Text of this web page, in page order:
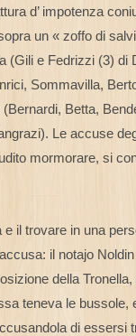
d’ impotenza
un « zoffo di
(Gili e Fedrizzi (3) di
Sommavilla,
Betta,
Le accuse
mormorare, si
il trovare in una
il notajo
della
teneva le bussole,
di essersi